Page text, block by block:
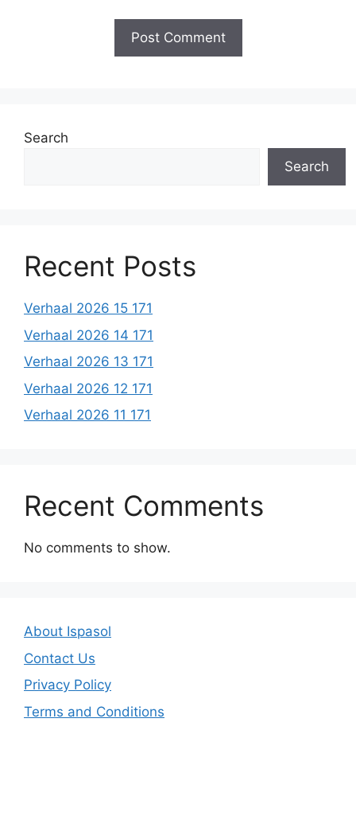
Search
Search
Recent Posts
Verhaal 2026 15 171
Verhaal 2026 14 171
Verhaal 2026 13 171
Verhaal 2026 12 171
Verhaal 2026 11 171
Recent Comments
No comments to show.
About Ispasol
Contact Us
Privacy Policy
Terms and Conditions